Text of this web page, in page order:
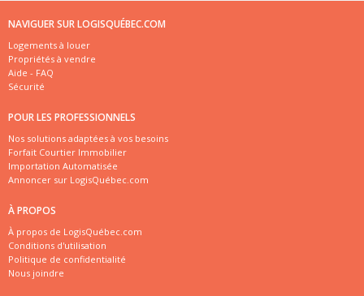
NAVIGUER SUR LOGISQUÉBEC.COM
Logements à louer
Propriétés à vendre
Aide - FAQ
Sécurité
POUR LES PROFESSIONNELS
Nos solutions adaptées à vos besoins
Forfait Courtier Immobilier
Importation Automatisée
Annoncer sur LogisQuébec.com
À PROPOS
À propos de LogisQuébec.com
Conditions d'utilisation
Politique de confidentialité
Nous joindre